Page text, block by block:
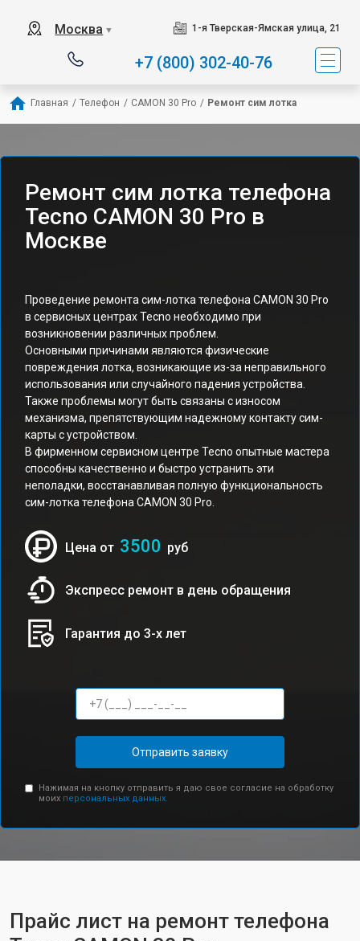
Москва ▼ 1-я Тверская-Ямская улица, 21
+7 (800) 302-40-76
Главная / Телефон / CAMON 30 Pro / Ремонт сим лотка
Ремонт сим лотка телефона
Tecno CAMON 30 Pro в
Москве
Проведение ремонта сим-лотка телефона CAMON 30 Pro
в сервисных центрах Tecno необходимо при
возникновении различных проблем.
Основными причинами являются физические
повреждения лотка, возникающие из-за неправильного
использования или случайного падения устройства.
Также проблемы могут быть связаны с износом
механизма, препятствующим надежному контакту сим-
карты с устройством.
В фирменном сервисном центре Tecno опытные мастера
способны качественно и быстро устранить эти
неполадки, восстанавливая полную функциональность
сим-лотка телефона CAMON 30 Pro.
Цена от 3500 руб
Экспресс ремонт в день обращения
Гарантия до 3-х лет
Отправить заявку
Нажимая на кнопку отправить я даю свое согласие на обработку
моих персональных данных.
Прайс лист на ремонт телефона